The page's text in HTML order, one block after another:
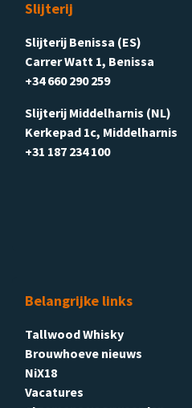
Slijterij
Slijterij Benissa (ES)
Carrer Watt 1, Benissa
+34 660 290 259
Slijterij Middelharnis (NL)
Kerkepad 1c, Middelharnis
+31 187 234 100
Belangrijke links
Tallwood Whisky
Brouwhoeve nieuws
NiX18
Vacatures